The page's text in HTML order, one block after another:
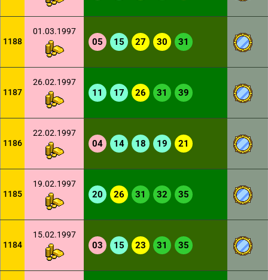
1188
01.03.1997
05 15 27 30 31
1187
26.02.1997
11 17 26 31 39
1186
22.02.1997
04 14 18 19 21
1185
19.02.1997
20 26 31 32 35
1184
15.02.1997
03 15 23 31 35